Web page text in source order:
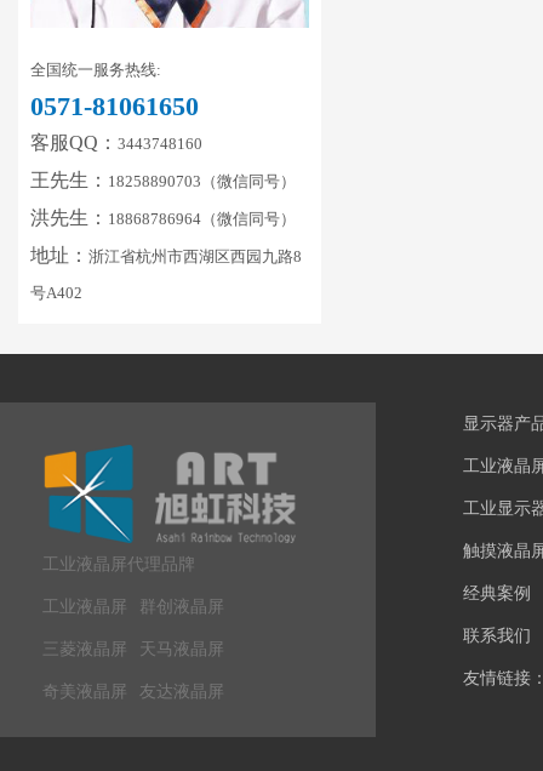
全国统一服务热线:
0571-81061650
客服QQ： 3443748160
王先生： 18258890703（微信同号）
洪先生： 18868786964（微信同号）
地址： 浙江省杭州市西湖区西园九路8
号A402
工业液晶屏代理品牌
工业液晶屏 群创液晶屏
三菱液晶屏 天马液晶屏
奇美液晶屏 友达液晶屏
显示器产
工业液晶
工业显示
触摸液晶
经典案例
联系我们
友情链接